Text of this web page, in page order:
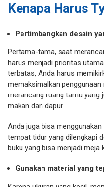
Kenapa Harus
Pertimbangkan desain
Pertama-tama, saat
harus menjadi prioritas
terbatas, Anda harus
memaksimalkan penggunaan
merancang ruang tamu yang
makan dan dapur.
Anda juga bisa
tempat tidur yang dilengkapi
buku yang bisa menjadi meja
Gunakan material yang